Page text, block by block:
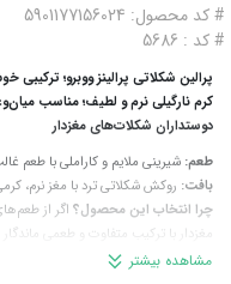
# کد محصول: 5901177156024
# کد : 5686
پرالین شکلاتی پرالینز ووبرو؛
کرم نارگیلی نرم و لطیف؛ مناسب
دوستداران شکلات‌های مغزدار
طعم: شیرینی ملایم و کاراملی با طعم
بافت: روکش شکلاتی ترد با مغز نرم،
چرا انتخاب این محصول؟ اگر از
مغزدار با ترکیب متفاوت و طعمی
و کارامل، بهترین انتخاب برای استفاده
مشاهده بیشتر